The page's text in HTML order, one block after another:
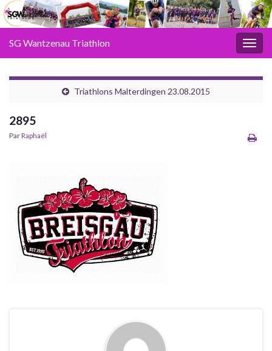
SG Wantzenau Triathlon
Triathlons Malterdingen 23.08.2015
2895
ParRaphaël